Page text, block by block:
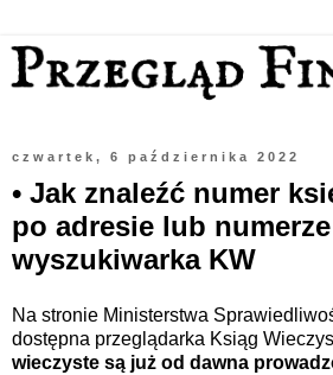
czwartek, 6 października 2022
• Jak znaleźć numer
po adresie lub numerze
wyszukiwarka KW
Na stronie Ministerstwa
dostępna przeglądarka Ksiąg
wieczyste są już od dawna